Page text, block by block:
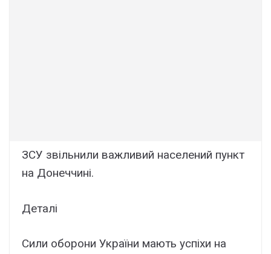
ЗСУ звільнили важливий населений пункт
на Донеччині.
Деталі
Сили оборони України мають успіхи на